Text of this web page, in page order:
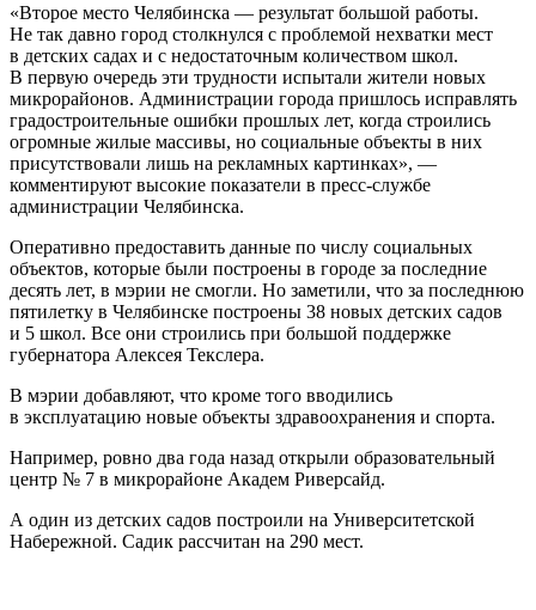
«Второе место Челябинска — результат большой работы.
Не так давно город столкнулся с проблемой нехватки мест
в детских садах и с недостаточным количеством школ.
В первую очередь эти трудности испытали жители новых
микрорайонов. Администрации города пришлось исправлять
градостроительные ошибки прошлых лет, когда строились
огромные жилые массивы, но социальные объекты в них
присутствовали лишь на рекламных картинках», —
комментируют высокие показатели в пресс-службе
администрации Челябинска.
Оперативно предоставить данные по числу социальных
объектов, которые были построены в городе за последние
десять лет, в мэрии не смогли. Но заметили, что за последнюю
пятилетку в Челябинске построены 38 новых детских садов
и 5 школ. Все они строились при большой поддержке
губернатора Алексея Текслера.
В мэрии добавляют, что кроме того вводились
в эксплуатацию новые объекты здравоохранения и спорта.
Например, ровно два года назад открыли образовательный
центр № 7 в микрорайоне Академ Риверсайд.
А один из детских садов построили на Университетской
Набережной. Садик рассчитан на 290 мест.